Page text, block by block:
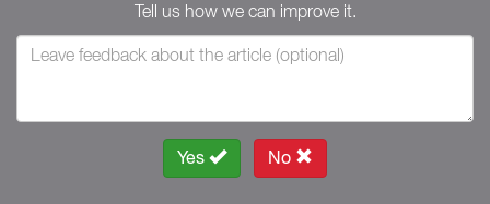
Tell us how we can improve it.
Yes No